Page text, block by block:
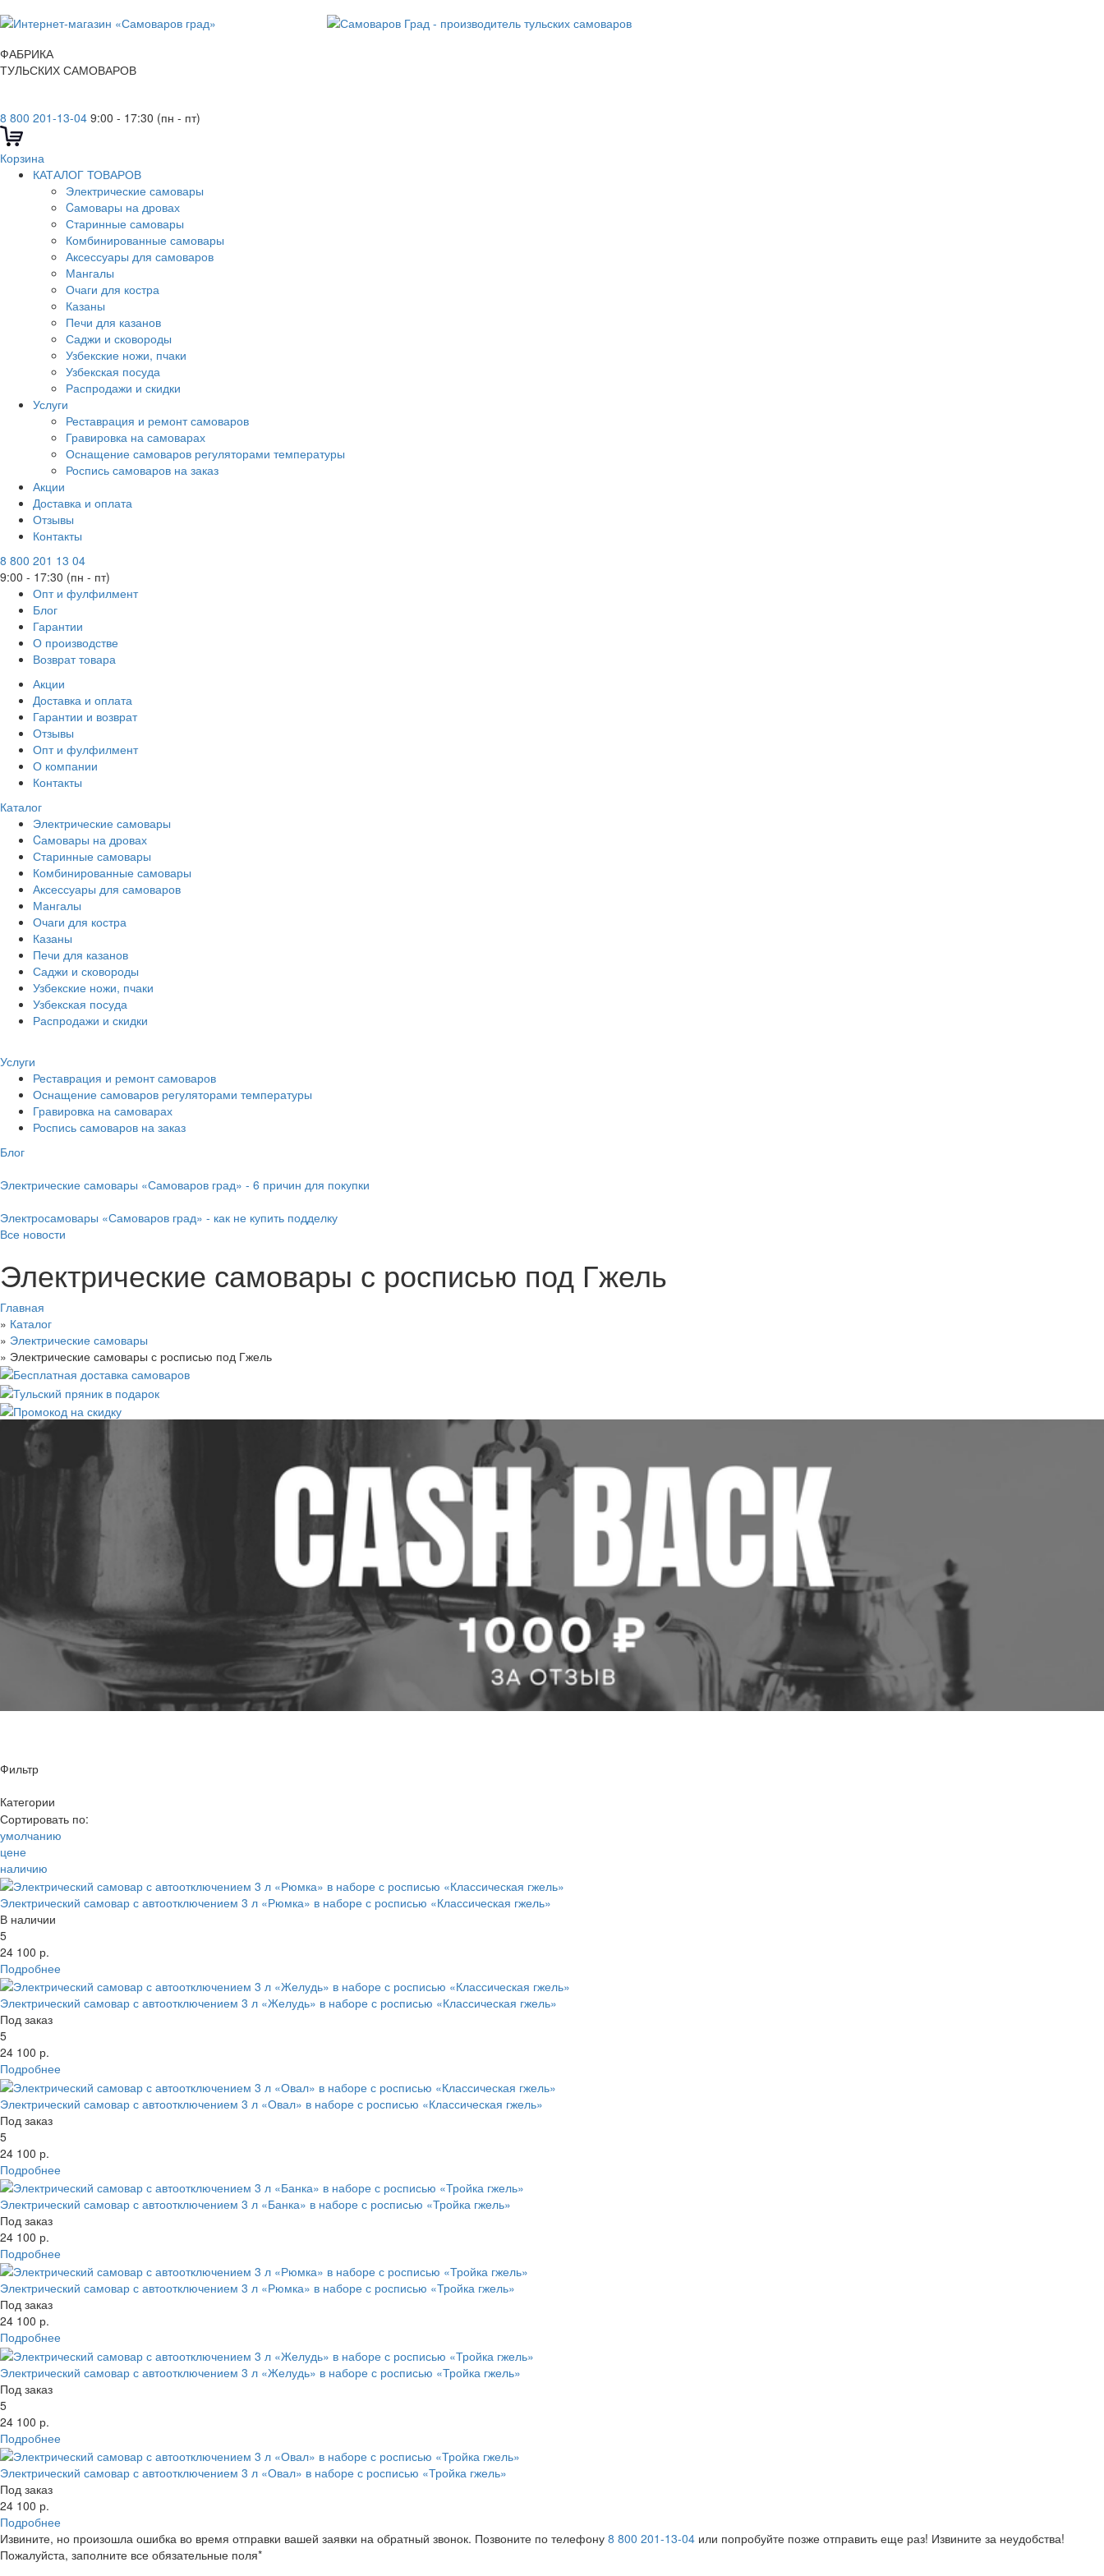
ФАБРИКА
ТУЛЬСКИХ САМОВАРОВ
8 800 201-13-04 9:00 - 17:30 (пн - пт)
Корзина
КАТАЛОГ ТОВАРОВ
Электрические самовары
Cамовары на дровах
Старинные самовары
Комбинированные самовары
Аксессуары для самоваров
Мангалы
Очаги для костра
Казаны
Печи для казанов
Саджи и сковороды
Узбекские ножи, пчаки
Узбекская посуда
Распродажи и скидки
Услуги
Реставрация и ремонт самоваров
Гравировка на самоварах
Оснащение самоваров регуляторами температуры
Роспись самоваров на заказ
Акции
Доставка и оплата
Отзывы
Контакты
8 800 201 13 04
9:00 - 17:30 (пн - пт)
Опт и фулфилмент
Блог
Гарантии
О производстве
Возврат товара
Акции
Доставка и оплата
Гарантии и возврат
Отзывы
Опт и фулфилмент
О компании
Контакты
Каталог
Электрические самовары
Cамовары на дровах
Старинные самовары
Комбинированные самовары
Аксессуары для самоваров
Мангалы
Очаги для костра
Казаны
Печи для казанов
Саджи и сковороды
Узбекские ножи, пчаки
Узбекская посуда
Распродажи и скидки
Услуги
Реставрация и ремонт самоваров
Оснащение самоваров регуляторами температуры
Гравировка на самоварах
Роспись самоваров на заказ
Блог
Электрические самовары «Самоваров град» - 6 причин для покупки
Электросамовары «Самоваров град» - как не купить подделку
Все новости
Электрические самовары с росписью под Гжель
Главная
» Каталог
» Электрические самовары
» Электрические самовары с росписью под Гжель
Фильтр
Категории
Цена
—
Материал
Производитель
Объем
Цвет
Наличие
Выбрано:
Показать товары
Свернуть фильтр
2 литра
3 литра
5 литров
10 литров
25 литров
45 литров
Нержавейка
Латунь
Самовары термопоты
В наборе
Медный
Серебряный
Расписные
Золотой
Жостово
Гжель
Хохлома
Свернуть категории
Свернуть категории
Сортировать по:
умолчанию
цене
наличию
Электрический самовар с автоотключением 3 л «Рюмка» в наборе с росписью «Классическая гжель»
В наличии
5
24 100 р.
Подробнее
Электрический самовар с автоотключением 3 л «Желудь» в наборе с росписью «Классическая гжель»
Под заказ
5
24 100 р.
Подробнее
Электрический самовар с автоотключением 3 л «Овал» в наборе с росписью «Классическая гжель»
Под заказ
5
24 100 р.
Подробнее
Электрический самовар с автоотключением 3 л «Банка» в наборе с росписью «Тройка гжель»
Под заказ
24 100 р.
Подробнее
Электрический самовар с автоотключением 3 л «Рюмка» в наборе с росписью «Тройка гжель»
Под заказ
24 100 р.
Подробнее
Электрический самовар с автоотключением 3 л «Желудь» в наборе с росписью «Тройка гжель»
Под заказ
5
24 100 р.
Подробнее
Электрический самовар с автоотключением 3 л «Овал» в наборе с росписью «Тройка гжель»
Под заказ
24 100 р.
Подробнее
Извините, но произошла ошибка во время отправки вашей заявки на обратный звонок. Позвоните по телефону 8 800 201-13-04 или попробуйте позже отправить еще раз! Извините за неудобства!
Пожалуйста, заполните все обязательные поля*